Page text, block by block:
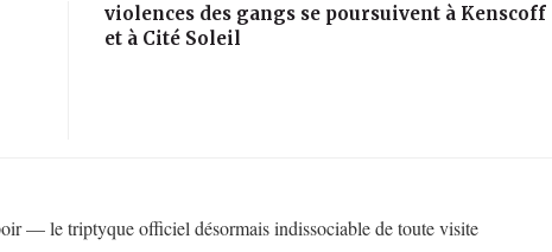
violences des gangs se poursuivent à Kenscoff
et à Cité Soleil
— le triptyque officiel désormais indissociable de toute visite